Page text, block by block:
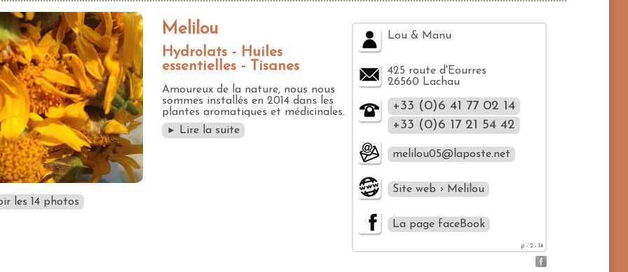
les 14 photos
Melilou
Hydrolats - Huiles
essentielles - Tisanes
Amoureux de la nature, nous nous
sommes installés en 2014 dans les
plantes aromatiques et médicinales.
► Lire la suite
Lou & Manu
425 route d'Eourres
26560 Lachau
+33 (0)6 41 77 02 14
+33 (0)6 17 21 54 42
melilou05@laposte.net
Site web › Melilou
La page faceBook
p - 2 - 14